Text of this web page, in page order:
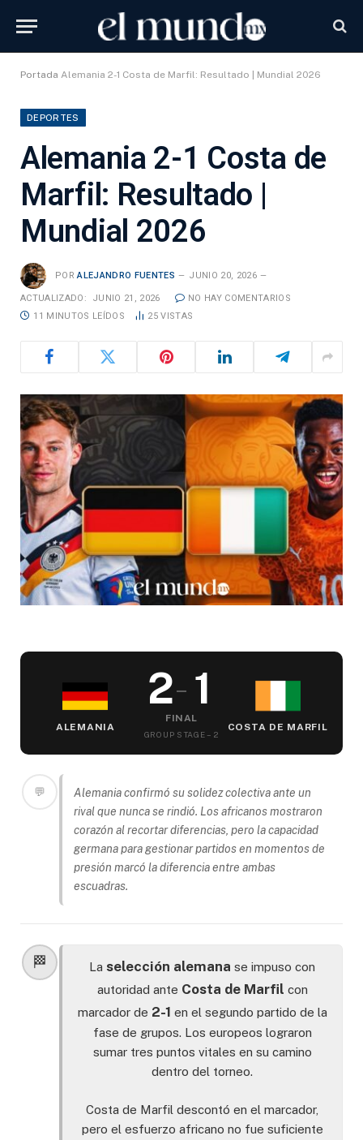
Portada Alemania 2-1 Costa de Marfil: Resultado | Mundial 2026
DEPORTES
Alemania 2-1 Costa de
Marfil: Resultado |
Mundial 2026
POR ALEJANDRO FUENTES JUNIO 20, 2026
ACTUALIZADO: JUNIO 21, 2026
NO HAY COMENTARIOS
11 MINUTOS LEÍDOS
25VISTAS
ALEMANIA
2– 1
FINAL
GROUP STAGE – 2
COSTA DE MARFIL
💬
Alemania confirmó su solidez colectiva ante un
rival que nunca se rindió. Los africanos mostraron
corazón al recortar diferencias, pero la capacidad
germana para gestionar partidos en momentos de
presión marcó la diferencia entre ambas
escuadras.
🏁 La selección alemana se impuso con
autoridad ante Costa de Marfil con
marcador de 2-1 en el segundo partido de la
fase de grupos. Los europeos lograron
sumar tres puntos vitales en su camino
dentro del torneo.
Costa de Marfil descontó en el marcador,
pero el esfuerzo africano no fue suficiente